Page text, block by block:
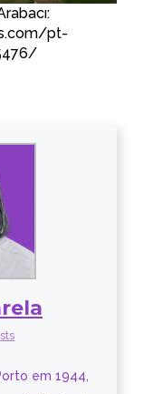
pt-
em 1944,